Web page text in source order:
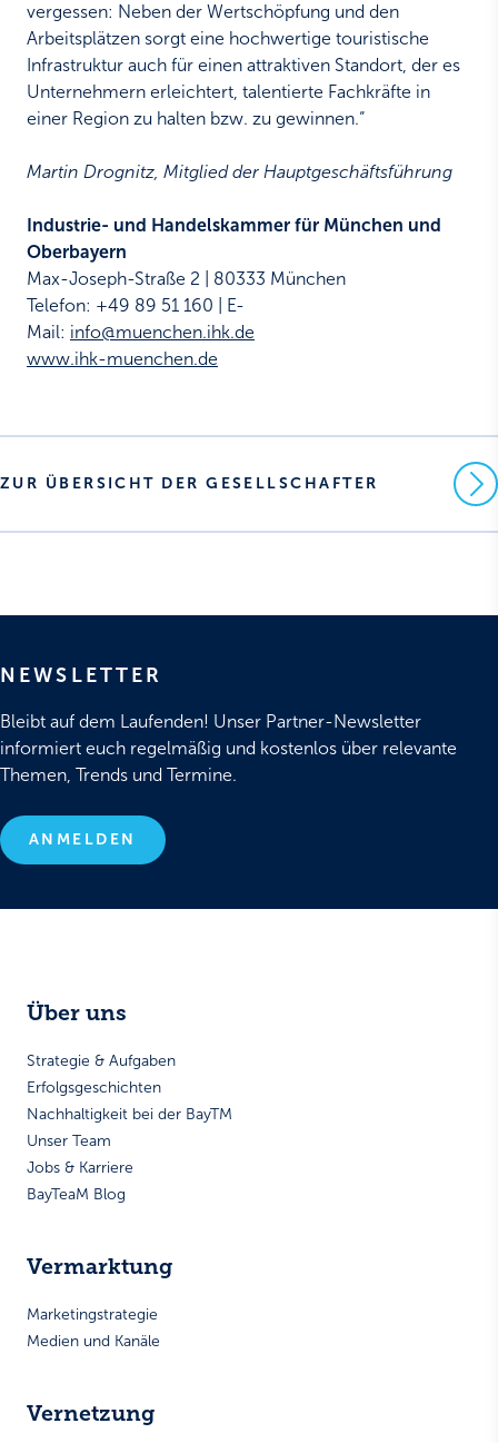
vergessen: Neben der Wertschöpfung und den
Arbeitsplätzen sorgt eine hochwertige touristische
Infrastruktur auch für einen attraktiven Standort, der es
Unternehmern erleichtert, talentierte Fachkräfte in
einer Region zu halten bzw. zu gewinnen.“
Martin Drognitz, Mitglied der Hauptgeschäftsführung
Industrie- und Handelskammer für München und
Oberbayern
Max-Joseph-Straße 2 | 80333 München
Telefon: +49 89 51 160 | E-
Mail: info@muenchen.ihk.de
www.ihk-muenchen.de
ZUR ÜBERSICHT DER GESELLSCHAFTER
NEWSLETTER
Bleibt auf dem Laufenden! Unser Partner-Newsletter
informiert euch regelmäßig und kostenlos über relevante
Themen, Trends und Termine.
ANMELDEN
Über uns
Strategie & Aufgaben
Erfolgsgeschichten
Nachhaltigkeit bei der BayTM
Unser Team
Jobs & Karriere
BayTeaM Blog
Vermarktung
Marketingstrategie
Medien und Kanäle
Vernetzung